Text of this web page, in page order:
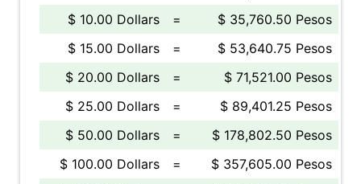
$ 10.00 Dollars
=
$ 35,760.50 Pesos
$ 15.00 Dollars
=
$ 53,640.75 Pesos
$ 20.00 Dollars
=
$ 71,521.00 Pesos
$ 25.00 Dollars
=
$ 89,401.25 Pesos
$ 50.00 Dollars
=
$ 178,802.50 Pesos
$ 100.00 Dollars
=
$ 357,605.00 Pesos